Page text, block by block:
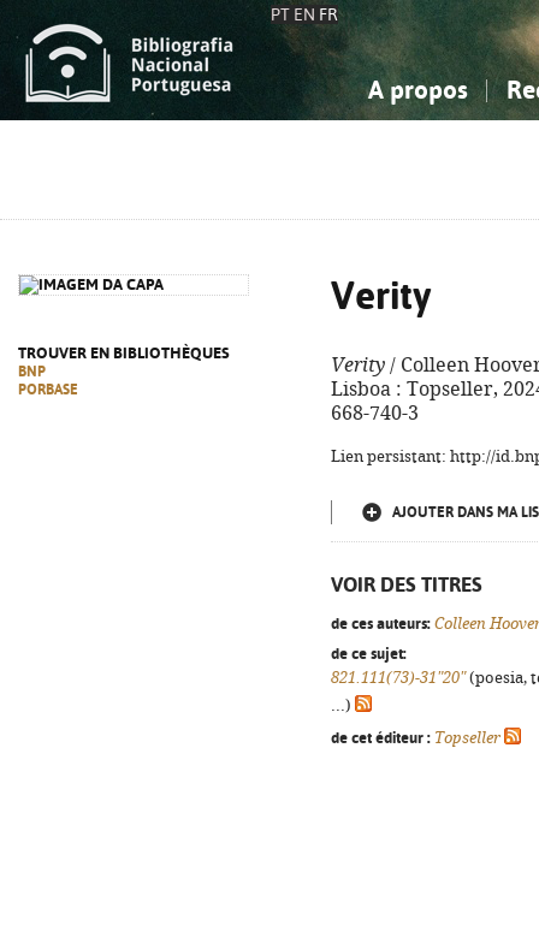
PT EN FR
A propos
TROUVER EN BIBLIOTHÈQUES
BNP
PORBASE
Verity
Verity / Colleen
Lisboa : Topseller,
668-740-3
Lien persistant: http://
AJOUTER DANS MA
VOIR DES TITRES
de ces auteurs: Colleen
de ce sujet:
821.111(73)-31"20"(poesia,
...)
de cet éditeur : Topseller